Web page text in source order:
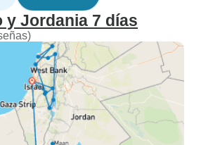
y Jordania 7 días